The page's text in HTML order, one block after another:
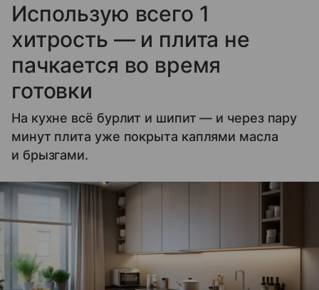
Использую всего 1
хитрость — и плита не
пачкается во время
готовки
На кухне всё бурлит и шипит — и через пару
минут плита уже покрыта каплями масла
и брызгами.